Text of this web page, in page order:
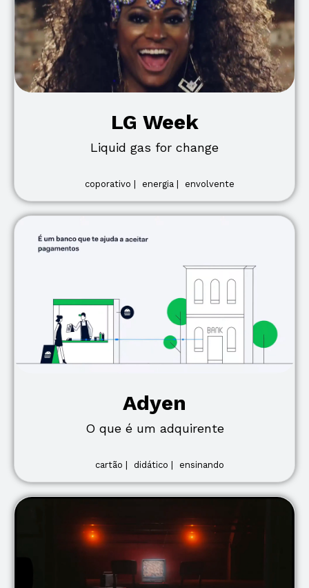
LG Week
Liquid gas for change
coporativo | energia | envolvente
Adyen
O que é um adquirente
cartão | didático | ensinando